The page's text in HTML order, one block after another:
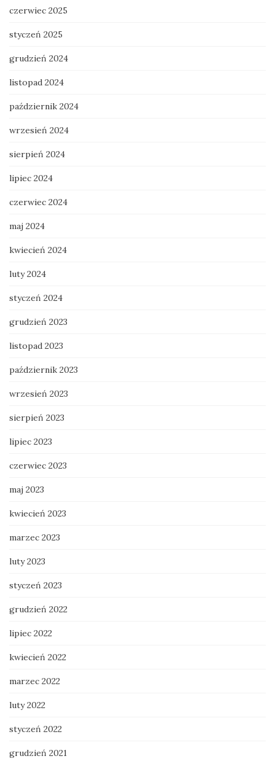
czerwiec 2025
styczeń 2025
grudzień 2024
listopad 2024
październik 2024
wrzesień 2024
sierpień 2024
lipiec 2024
czerwiec 2024
maj 2024
kwiecień 2024
luty 2024
styczeń 2024
grudzień 2023
listopad 2023
październik 2023
wrzesień 2023
sierpień 2023
lipiec 2023
czerwiec 2023
maj 2023
kwiecień 2023
marzec 2023
luty 2023
styczeń 2023
grudzień 2022
lipiec 2022
kwiecień 2022
marzec 2022
luty 2022
styczeń 2022
grudzień 2021